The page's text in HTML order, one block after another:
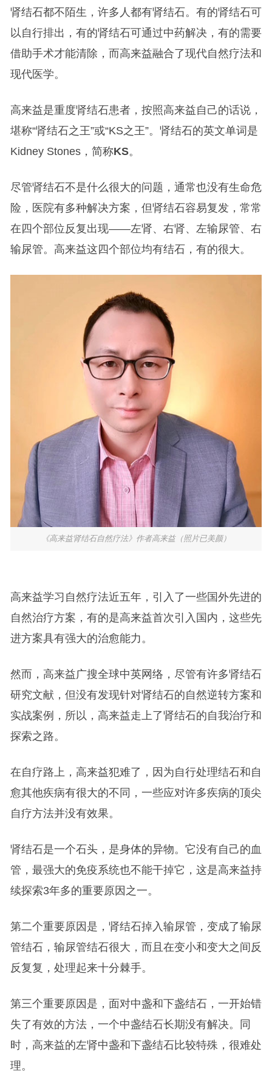
肾结石都不陌生，许多人都有肾结石。有的肾结石可
以自行排出，有的肾结石可通过中药解决，有的需要
借助手术才能清除，而高来益融合了现代自然疗法和
现代医学。
高来益是重度肾结石患者，按照高来益自己的话说，
堪称“肾结石之王”或“KS之王”。肾结石的英文单词是
Kidney Stones，简称KS。
尽管肾结石不是什么很大的问题，通常也没有生命危
险，医院有多种解决方案，但肾结石容易复发，常常
在四个部位反复出现——左肾、右肾、左输尿管、右
输尿管。高来益这四个部位均有结石，有的很大。
《高来益肾结石自然疗法》作者高来益（照片已美颜）
高来益学习自然疗法近五年，引入了一些国外先进的
自然治疗方案，有的是高来益首次引入国内，这些先
进方案具有强大的治愈能力。
然而，高来益广搜全球中英网络，尽管有许多肾结石
研究文献，但没有发现针对肾结石的自然逆转方案和
实战案例，所以，高来益走上了肾结石的自我治疗和
探索之路。
在自疗路上，高来益犯难了，因为自行处理结石和自
愈其他疾病有很大的不同，一些应对许多疾病的顶尖
自疗方法并没有效果。
肾结石是一个石头，是身体的异物。它没有自己的血
管，最强大的免疫系统也不能干掉它，这是高来益持
续探索3年多的重要原因之一。
第二个重要原因是，肾结石掉入输尿管，变成了输尿
管结石，输尿管结石很大，而且在变小和变大之间反
反复复，处理起来十分棘手。
第三个重要原因是，面对中盏和下盏结石，一开始错
失了有效的方法，一个中盏结石长期没有解决。同
时，高来益的左肾中盏和下盏结石比较特殊，很难处
理。